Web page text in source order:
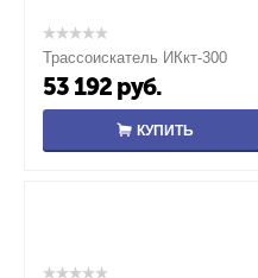
Трассоискатель ИКкт-300
53 192 руб.
КУПИТЬ